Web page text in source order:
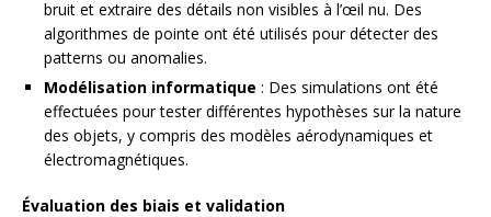
bruit et extraire des détails non visibles à l’œil nu. Des
algorithmes de pointe ont été utilisés pour détecter des
patterns ou anomalies.
Modélisation informatique : Des simulations ont été
effectuées pour tester différentes hypothèses sur la nature
des objets, y compris des modèles aérodynamiques et
électromagnétiques.
Évaluation des biais et validation